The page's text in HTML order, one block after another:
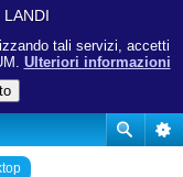
tali servizi, accetti
Ulteriori informazioni